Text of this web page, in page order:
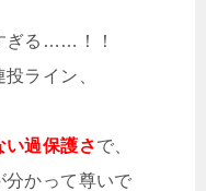
ぎる……！！
投ライン、
い過保護さで、
分かって尊いで